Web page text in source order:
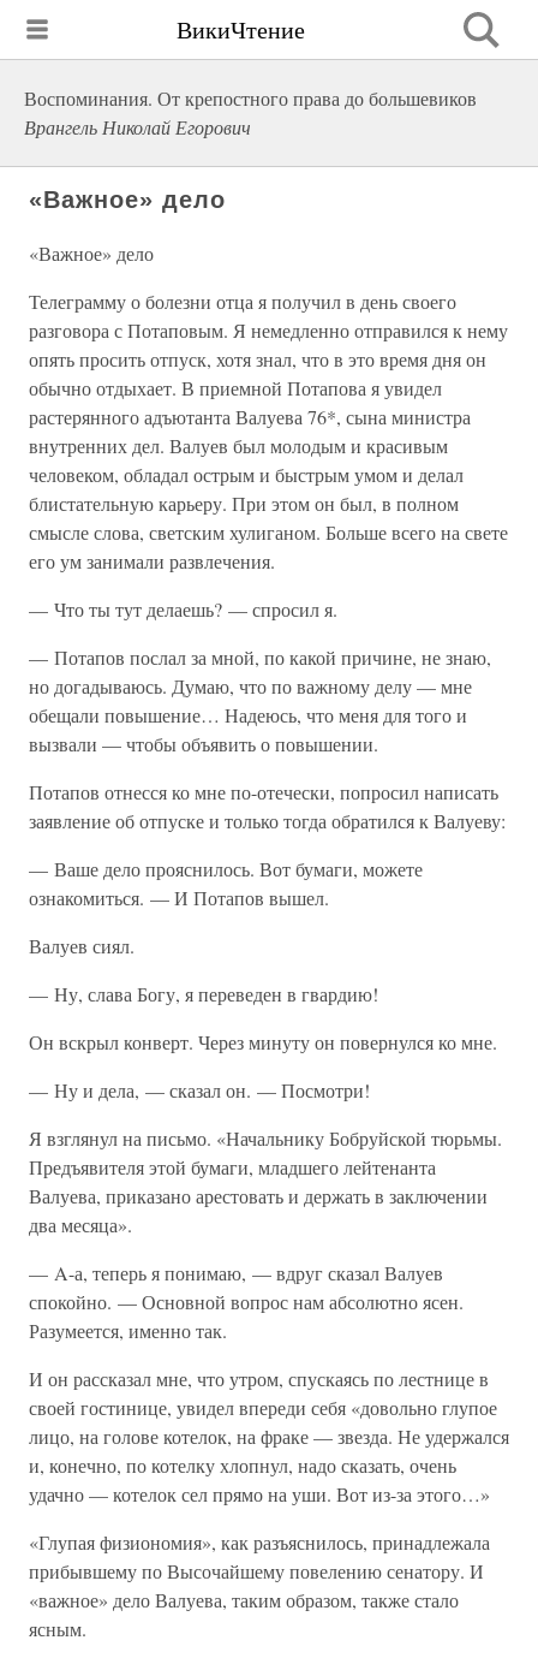
ВикиЧтение
Воспоминания. От крепостного права до большевиков
Врангель Николай Егорович
«Важное» дело
«Важное» дело
Телеграмму о болезни отца я получил в день своего
разговора с Потаповым. Я немедленно отправился к нему
опять просить отпуск, хотя знал, что в это время дня он
обычно отдыхает. В приемной Потапова я увидел
растерянного адъютанта Валуева 76*, сына министра
внутренних дел. Валуев был молодым и красивым
человеком, обладал острым и быстрым умом и делал
блистательную карьеру. При этом он был, в полном
смысле слова, светским хулиганом. Больше всего на свете
его ум занимали развлечения.
— Что ты тут делаешь? — спросил я.
— Потапов послал за мной, по какой причине, не знаю,
но догадываюсь. Думаю, что по важному делу — мне
обещали повышение… Надеюсь, что меня для того и
вызвали — чтобы объявить о повышении.
Потапов отнесся ко мне по-отечески, попросил написать
заявление об отпуске и только тогда обратился к Валуеву:
— Ваше дело прояснилось. Вот бумаги, можете
ознакомиться. — И Потапов вышел.
Валуев сиял.
— Ну, слава Богу, я переведен в гвардию!
Он вскрыл конверт. Через минуту он повернулся ко мне.
— Ну и дела, — сказал он. — Посмотри!
Я взглянул на письмо. «Начальнику Бобруйской тюрьмы.
Предъявителя этой бумаги, младшего лейтенанта
Валуева, приказано арестовать и держать в заключении
два месяца».
— A-а, теперь я понимаю, — вдруг сказал Валуев
спокойно. — Основной вопрос нам абсолютно ясен.
Разумеется, именно так.
И он рассказал мне, что утром, спускаясь по лестнице в
своей гостинице, увидел впереди себя «довольно глупое
лицо, на голове котелок, на фраке — звезда. Не удержался
и, конечно, по котелку хлопнул, надо сказать, очень
удачно — котелок сел прямо на уши. Вот из-за этого…»
«Глупая физиономия», как разъяснилось, принадлежала
прибывшему по Высочайшему повелению сенатору. И
«важное» дело Валуева, таким образом, также стало
ясным.